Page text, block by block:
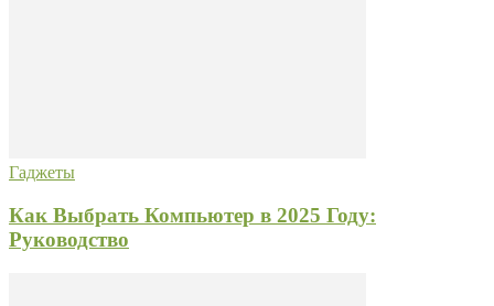
Гаджеты
Как Выбрать Компьютер в 2025 Году:
Руководство